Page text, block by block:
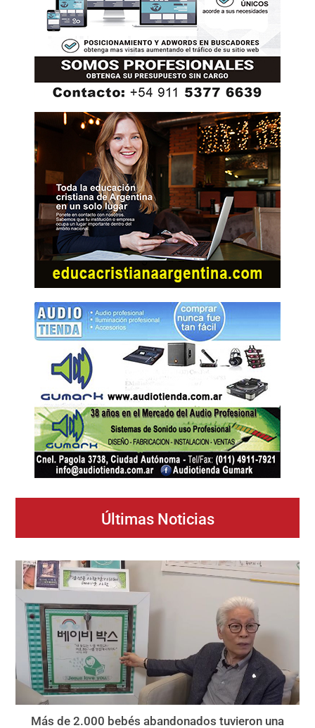
Últimas Noticias
Más de 2.000 bebés abandonados tuvieron una